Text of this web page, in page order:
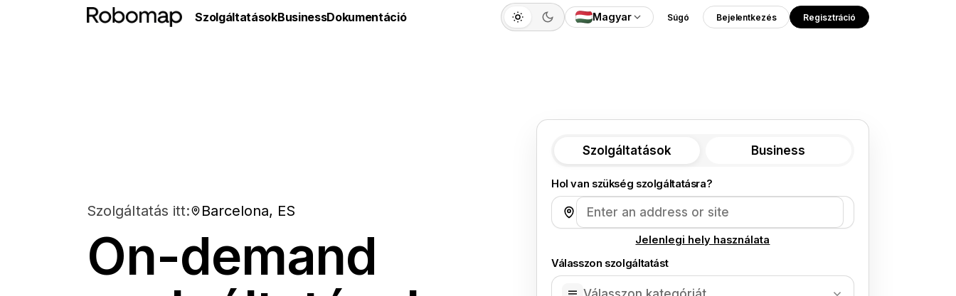
SzolgáltatásokBusinessDokumentáció Magyar Súgó Bejelentkezés Regisztráció
Szolgáltatás itt: Barcelona, ES
On-demand
Szolgáltatások Business
Hol van szükség szolgáltatásra?
Jelenlegi hely használata
Válasszon szolgáltatást